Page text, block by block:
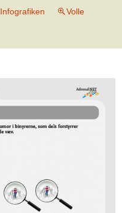
Infografiken
Volle